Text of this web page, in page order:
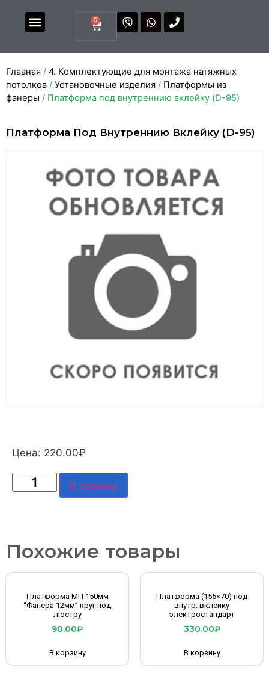
0
Главная / 4. Комплектующие для монтажа натяжных
потолков / Установочные изделия / Платформы из
фанеры / Платформа под внутреннию вклейку (D-95)
Платформа Под Внутреннию Вклейку (D-95)
Цена: 220.00₽
В корзину
Похожие товары
Платформа МП 150мм
“Фанера 12мм” круг под
люстру
90.00₽
В корзину
Платформа (155×70) под
внутр. вклейку
электростандарт
330.00₽
В корзину